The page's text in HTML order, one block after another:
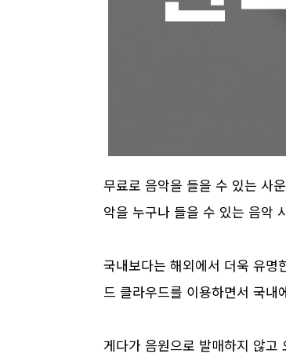
무료로 음악을 들을 수 있는 사
악을 누구나 들을 수 있는 음악
국내보다는 해외에서 더욱 유명
드 클라우드를 이용하면서 국내
게다가 음원으로 발매하지 않